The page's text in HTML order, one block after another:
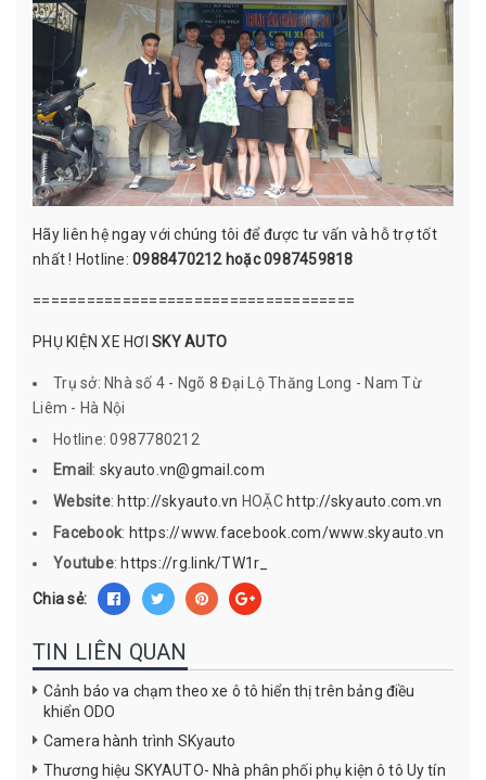
Hãy liên hệ ngay với chúng tôi để được tư vấn và hỗ trợ tốt
nhất ! Hotline: 0988470212 hoặc 0987459818
====================================
PHỤ KIỆN XE HƠI SKY AUTO
Trụ sở: Nhà số 4 - Ngõ 8 Đại Lộ Thăng Long - Nam Từ
Liêm - Hà Nội
Hotline: 0987780212
Email : skyauto.vn@gmail.com
Website: http://skyauto.vn HOẶC http://skyauto.com.vn
Facebook: https://www.facebook.com/www.skyauto.vn
Youtube: https://rg.link/TW1r_
Chia sẻ:
TIN LIÊN QUAN
Cảnh báo va chạm theo xe ô tô hiển thị trên bảng điều
khiển ODO
Camera hành trình SKyauto
Thương hiệu SKYAUTO- Nhà phân phối phụ kiện ô tô Uy tín